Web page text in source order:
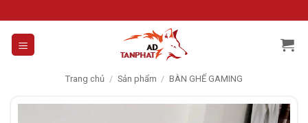
to
content
Trang chủ / Sản phẩm / BÀN GHẾ GAMING